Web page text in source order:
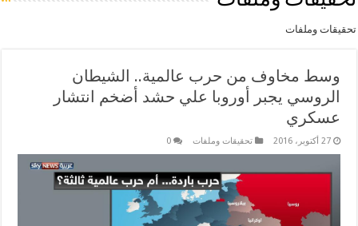
تحقيقات وملفات
وسط مخاوف من حرب عالمية.. الشيطان
الروسي يجبر أوروبا علي حشد أضخم انتشار
عسكري
27 أكتوبر، 2016 تحقيقات وملفات 0